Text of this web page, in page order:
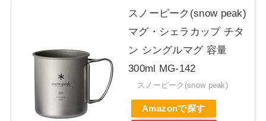
スノーピーク(snow peak)
マグ・シェラカップ チタ
ン シングルマグ 容量
300ml MG-142
スノーピーク(snow peak)
Amazonで探す